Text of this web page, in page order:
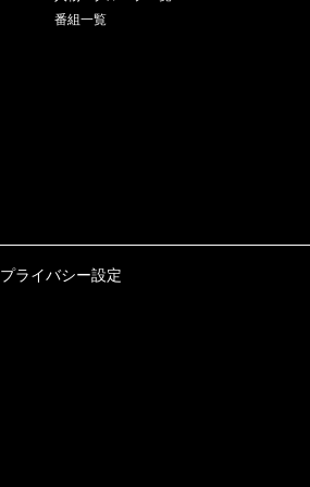
番組一覧
プライバシー設定